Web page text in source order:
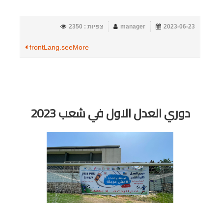
2023-06-23
manager צפיות : 2350
frontLang.seeMore
دوري العدل الاول في شعب 2023